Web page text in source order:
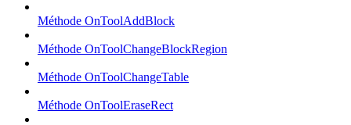
Méthode OnToolAddBlock
Méthode OnToolChangeBlockRegion
Méthode OnToolChangeTable
Méthode OnToolEraseRect